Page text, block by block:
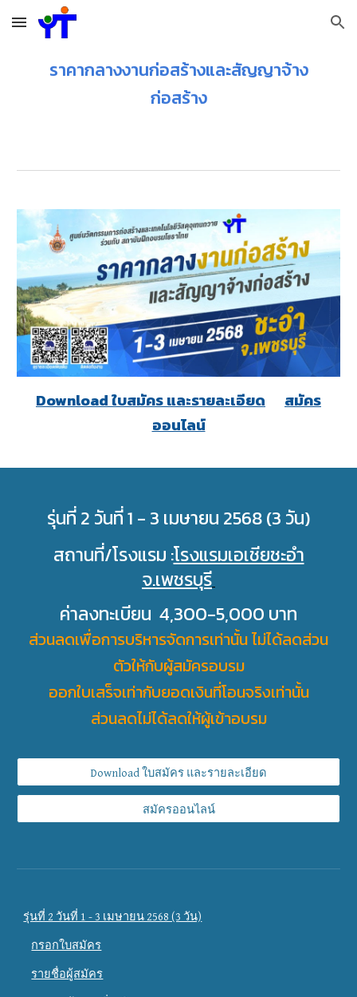
Skip to main content Skip to navigation
ราคากลางงานก่อสร้างและสัญญาจ้าง
ก่อสร้าง
Download ใบสมัคร และรายละเอียด
สมัคร
ออนไลน์
รุ่นที่ 2 วันที่ 1 - 3 เมษายน 2568 (3 วัน)
สถานที่/โรงแรม :โรงแรมเอเชียชะอํา
จ.เพชรบุรี
ค่าลงทะเบียน 4,300-5,000 บาท
ส่วนลดเพื่อการบริหารจัดการเท่านั้น ไม่ได้ลดส่วน
ตัวให้กับผู้สมัครอบรม
ออกใบเสร็จเท่ากับยอดเงินที่โอนจริงเท่านั้น
ส่วนลดไม่ได้ลดให้ผู้เข้าอบรม
Download ใบสมัคร และรายละเอียด
สมัครออนไลน์
รุ่นที่ 2 วันที่ 1 - 3 เมษายน 2568 (3 วัน)
กรอกใบสมัคร
รายชื่อผู้สมัคร